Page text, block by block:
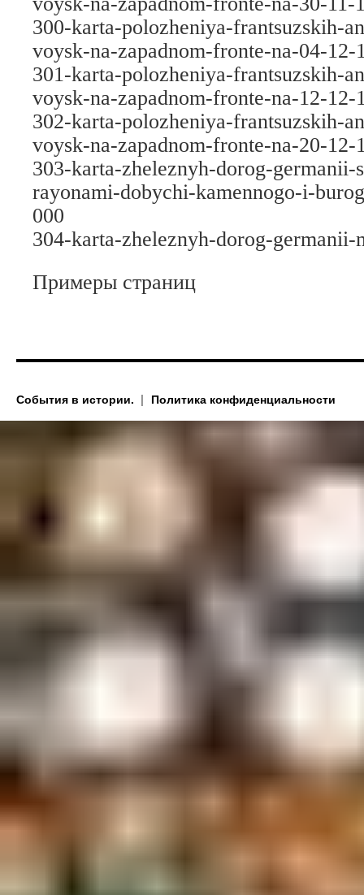
300-karta-polozheniya-frantsuzskih-
voysk-na-zapadnom-fronte-na-04-12-
301-karta-polozheniya-frantsuzskih-
voysk-na-zapadnom-fronte-na-12-12-
302-karta-polozheniya-frantsuzskih-
voysk-na-zapadnom-fronte-na-20-12-
303-karta-zheleznyh-dorog-germanii-
rayonami-dobychi-kamennogo-i-
000
304-karta-zheleznyh-dorog-germanii-
Примеры страниц
События в истории. Политика конфиденциальности